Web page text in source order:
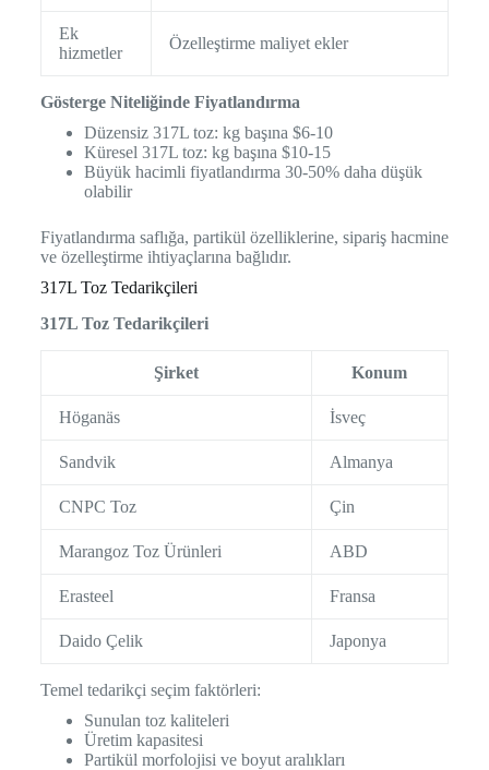
Ek
hizmetler
Özelleştirme maliyet ekler
Gösterge Niteliğinde Fiyatlandırma
Düzensiz 317L toz: kg başına $6-10
Küresel 317L toz: kg başına $10-15
Büyük hacimli fiyatlandırma 30-50% daha düşük
olabilir
Fiyatlandırma saflığa, partikül özelliklerine, sipariş hacmine
ve özelleştirme ihtiyaçlarına bağlıdır.
317L Toz Tedarikçileri
317L Toz Tedarikçileri
Şirket Konum
Höganäs İsveç
Sandvik Almanya
CNPC Toz Çin
Marangoz Toz Ürünleri ABD
Erasteel Fransa
Daido Çelik Japonya
Temel tedarikçi seçim faktörleri:
Sunulan toz kaliteleri
Üretim kapasitesi
Partikül morfolojisi ve boyut aralıkları